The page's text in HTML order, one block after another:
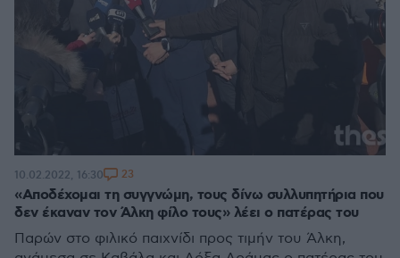
«Αποδέχομαι τη συγγνώμη, τους δίνω συλλυπητήρια που
δεν έκαναν τον Άλκη φίλο τους» λέει ο πατέρας του
Παρών στο φιλικό παιχνίδι προς τιμήν του Άλκη,
10.02.2022, 16:30 23